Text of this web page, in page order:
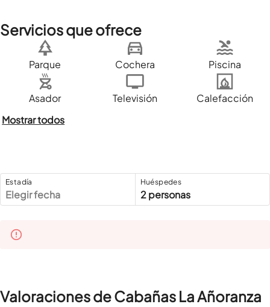
Servicios que ofrece
Parque Cochera Piscina
Asador Televisión
Calefacción
Mostrar todos
Estadía
Elegir fecha
Huéspedes
2 personas
Valoraciones de Cabañas La Añoranza